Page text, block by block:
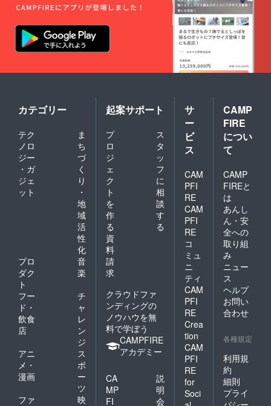
カテゴリー
テク
ノロ
ジー
・ガ
ジェ
ット
ま
ち
づ
く
り
・
地
域
活
性
化
プロ
ダク
ト
音
楽
フー
ド・
飲食
店
チ
ャ
レ
ン
ジ
アニ
メ・
漫画
ス
ポ
ー
ツ
ファ
映
起案サポート
プ
ロ
ジ
ェ
ク
ト
を
作
る
ス
タ
ッ
フ
に
相
談
す
る
資
料
請
求
クラウドファ
ンディングの
ノウハウを無
料で学ぼう
CAMPFIRE
アカデミー
CA
MP
FI
説
明
会
サ
ー
ビ
ス
CAM
PFI
RE
CAM
PFI
RE
コ
ミュ
ニ
ティ
CAM
PFI
RE
Crea
tion
CAM
PFI
RE
for
Soci
CAMP
FIRE
につい
て
CAMP
FIREと
は
あんし
ん・安
全への
取り組
み
ニュー
ス
ヘルプ
お問い
合わせ
各種規定
利用規
約
細則
プライ